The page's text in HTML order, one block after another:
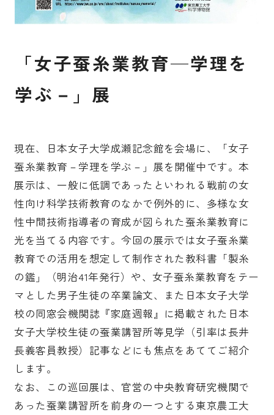
学校法人日本女子大学
附属豊明小学校
附属高等学校
附属機関等
「女子蚕糸業教育—学理を
学ぶ－」展
現在、日本女子大学成瀬記念館を会場に、「女子
蚕糸業教育－学理を学ぶ－」展を開催中です。本
展示は、一般に低調であったといわれる戦前の女
性向け科学技術教育のなかで例外的に、多様な女
性中間技術指導者の育成が図られた蚕糸業教育に
光を当てる内容です。今回の展示では女子蚕糸業
教育での活用を想定して制作された教科書「製糸
の鑑」（明治41年発行）や、女子蚕糸業教育をテー
マとした男子生徒の卒業論文、また日本女子大学
校の同窓会機関誌『家庭週報』に掲載された日本
女子大学校生徒の蚕業講習所等見学（引率は長井
長義客員教授）記事などにも焦点をあててご紹介
します。
なお、この巡回展は、官営の中央教育研究機関で
あった蚕業講習所を前身の一つとする東京農工大